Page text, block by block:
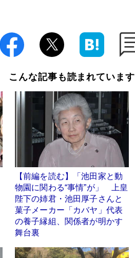
こんな記事も読まれています
【前編を読む】「池田家と動
物園に関わる“事情”が」 上皇
陛下の姉君・池田厚子さんと
菓子メーカー「カバヤ」代表
の養子縁組、関係者が明かす
舞台裏